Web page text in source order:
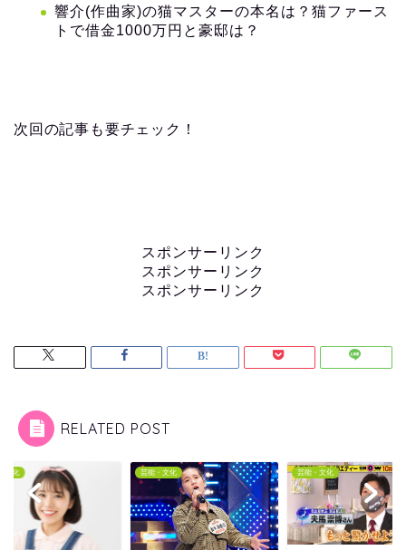
響介(作曲家)の猫マスターの本名は？猫ファース
トで借金1000万円と豪邸は？
次回の記事も要チェック！
スポンサーリンク
スポンサーリンク
スポンサーリンク
RELATED POST
芸能・文化 芸能・文化 芸能・文化